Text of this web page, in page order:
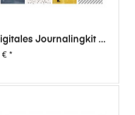
Journalingkit -
€*